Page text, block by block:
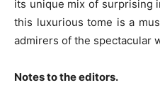
its unique mix of surprising
this luxurious tome is a
admirers of the spectacular
Notes to the editors.